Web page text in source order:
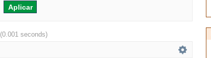
(0.001 seconds)